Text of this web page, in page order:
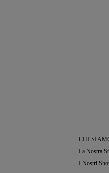
CHI
La Nostra
I Nostri